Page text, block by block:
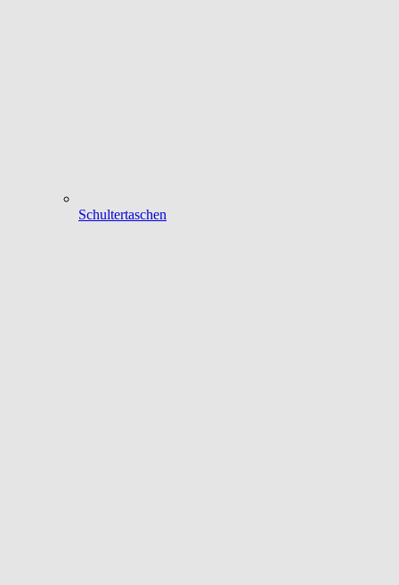
Schultertaschen